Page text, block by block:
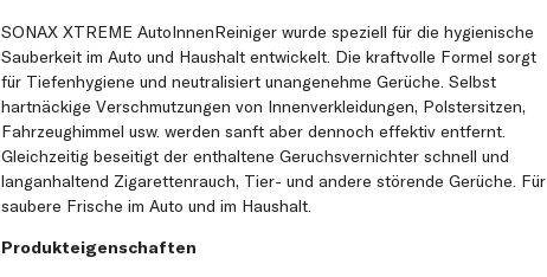
SONAX XTREME AutoInnenReiniger wurde speziell für die hygienische
Sauberkeit im Auto und Haushalt entwickelt. Die kraftvolle Formel sorgt
für Tiefenhygiene und neutralisiert unangenehme Gerüche. Selbst
hartnäckige Verschmutzungen von Innenverkleidungen, Polstersitzen,
Fahrzeughimmel usw. werden sanft aber dennoch effektiv entfernt.
Gleichzeitig beseitigt der enthaltene Geruchsvernichter schnell und
langanhaltend Zigarettenrauch, Tier- und andere störende Gerüche. Für
saubere Frische im Auto und im Haushalt.
Produkteigenschaften